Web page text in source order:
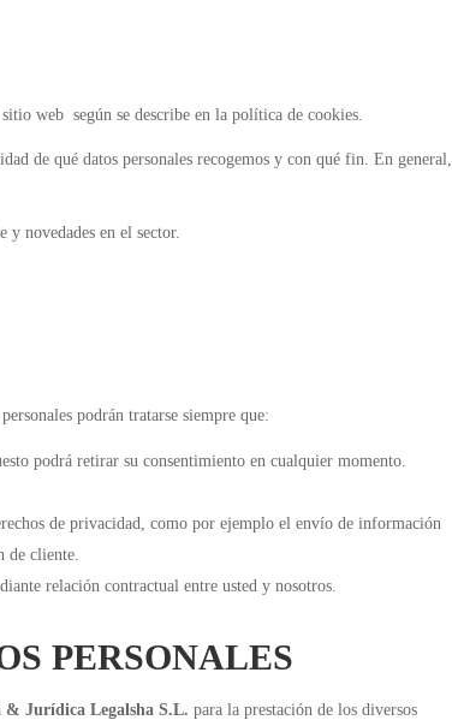
web según se describe en la política de cookies.
de qué datos personales recogemos y con qué fin. En general,
novedades en el sector.
podrán tratarse siempre que:
podrá retirar su consentimiento en cualquier momento.
de privacidad, como por ejemplo el envío de información
de cliente.
relación contractual entre usted y nosotros.
PERSONALES
& Jurídica Legalsha S.L. para la prestación de los diversos